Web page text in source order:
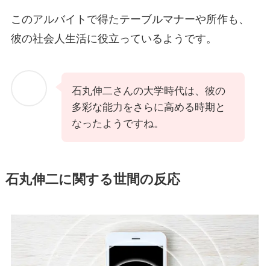
このアルバイトで得たテーブルマナーや所作も、
彼の社会人生活に役立っているようです。
石丸伸二さんの大学時代は、彼の
多彩な能力をさらに高める時期と
なったようですね。
石丸伸二に関する世間の反応